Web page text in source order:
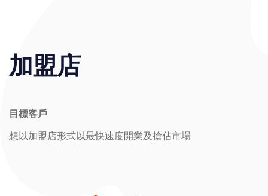
加盟店
目標客戶
想以加盟店形式以最快速度開業及搶佔市場